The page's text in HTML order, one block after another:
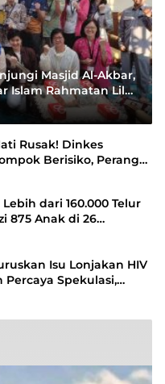
Masjid Al-Akbar,
Islam Rahmatan Lil
Rusak! Dinkes
Berisiko, Perang
dari 160.000 Telur
875 Anak di 26
Isu Lonjakan HIV
Percaya Spekulasi,
Data Terus